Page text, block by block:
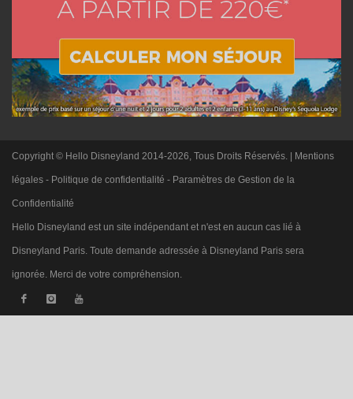
Copyright © Hello Disneyland 2014-2026, Tous Droits Réservés. | Mentions
légales - Politique de confidentialité - Paramètres de Gestion de la
Confidentialité
Hello Disneyland est un site indépendant et n'est en aucun cas lié à
Disneyland Paris. Toute demande adressée à Disneyland Paris sera
ignorée. Merci de votre compréhension.